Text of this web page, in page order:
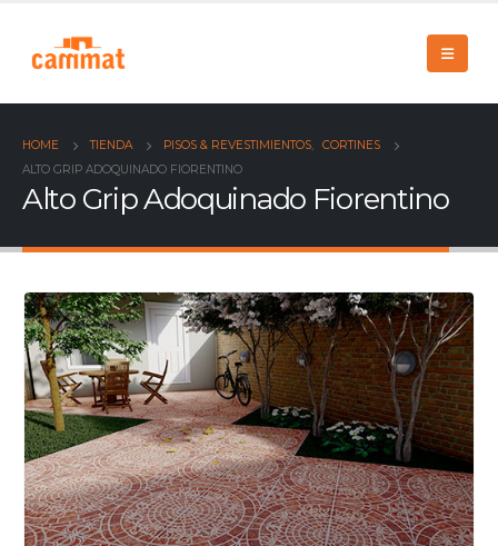
HOME TIENDA PISOS & REVESTIMIENTOS,
CORTINES
ALTO GRIP ADOQUINADO FIORENTINO
Alto Grip Adoquinado Fiorentino